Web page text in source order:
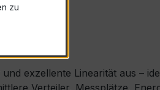
exzellente Linearität aus –
zu